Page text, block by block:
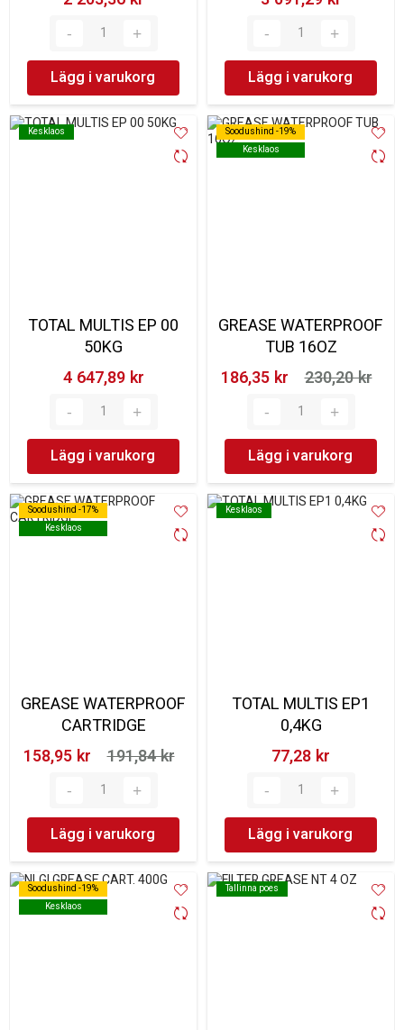
Lägg i varukorg Lägg i varukorg
Kesklaos
Kesklaos
TOTAL MULTIS EP 00
50KG
4 647,89 kr‎
Lägg i varukorg
Soodushind -19%
Kesklaos
Soodushind -19%
Kesklaos
GREASE WATERPROOF
TUB 16OZ
186,35 kr‎
230,20 kr‎
Lägg i varukorg
Soodushind -17%
Kesklaos
Soodushind -17%
Kesklaos
GREASE WATERPROOF
CARTRIDGE
158,95 kr‎
191,84 kr‎
Lägg i varukorg
Kesklaos
Kesklaos
TOTAL MULTIS EP1
0,4KG
77,28 kr‎
Lägg i varukorg
Soodushind -19%
Kesklaos
Soodushind -19%
Kesklaos
Tallinna poes
Tallinna poes